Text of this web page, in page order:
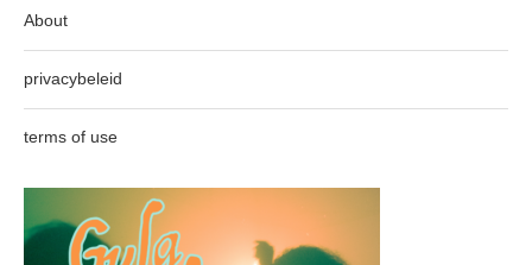
About
privacybeleid
terms of use